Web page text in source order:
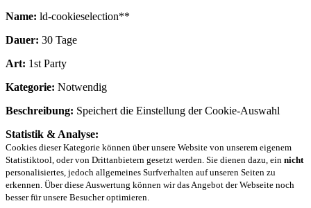
Name: ld-cookieselection**
Dauer: 30 Tage
Art: 1st Party
Kategorie: Notwendig
Beschreibung: Speichert die Einstellung der Cookie-Auswahl
Statistik & Analyse:
Cookies dieser Kategorie können über unsere Website von unserem eigenem
Statistiktool, oder von Drittanbietern gesetzt werden. Sie dienen dazu, ein nicht
personalisiertes, jedoch allgemeines Surfverhalten auf unseren Seiten zu
erkennen. Über diese Auswertung können wir das Angebot der Webseite noch
besser für unsere Besucher optimieren.